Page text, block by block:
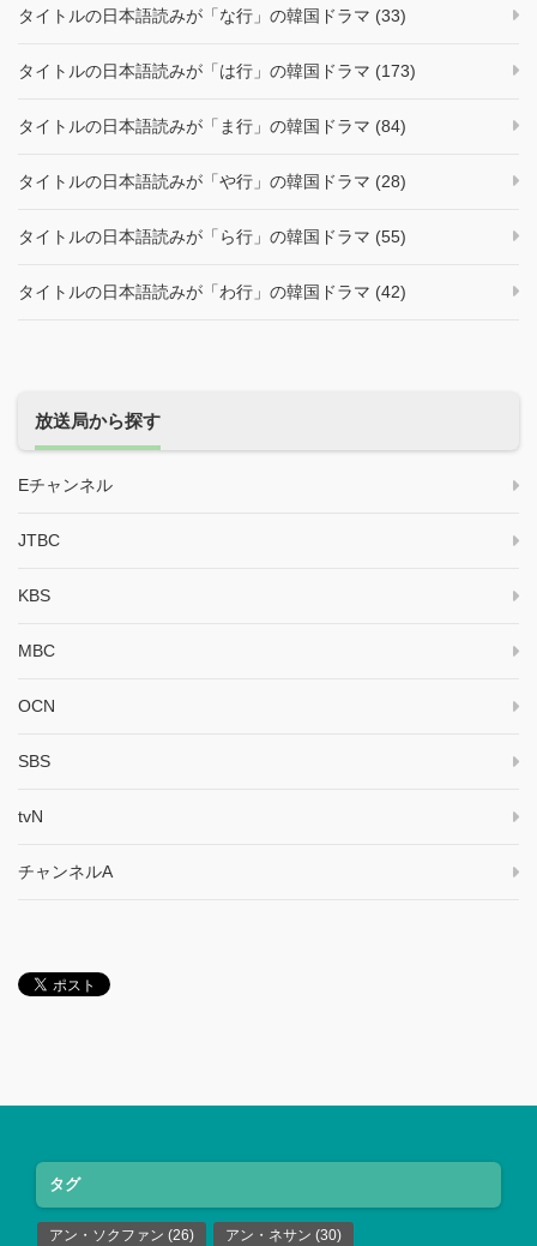
タイトルの日本語読みが「な行」の韓国ドラマ (33)
タイトルの日本語読みが「は行」の韓国ドラマ (173)
タイトルの日本語読みが「ま行」の韓国ドラマ (84)
タイトルの日本語読みが「や行」の韓国ドラマ (28)
タイトルの日本語読みが「ら行」の韓国ドラマ (55)
タイトルの日本語読みが「わ行」の韓国ドラマ (42)
放送局から探す
Eチャンネル
JTBC
KBS
MBC
OCN
SBS
tvN
チャンネルA
タグ
アン・ソクファン (26) アン・ネサン (30)